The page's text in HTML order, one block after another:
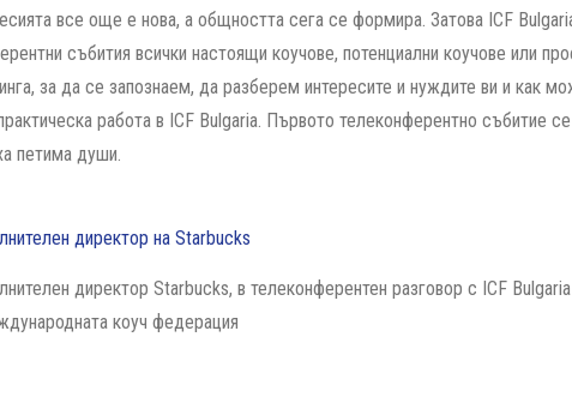
все още е нова, а общността сега се формира. Затова ICF
събития всички настоящи коучове, потенциални коучове или
за да се запознаем, да разберем интересите и нуждите ви и как
работа в ICF Bulgaria. Първото телеконферентно събитие
петима души.
директор на Starbucks
директор Starbucks, в телеконферентен разговор с ICF
коуч федерация